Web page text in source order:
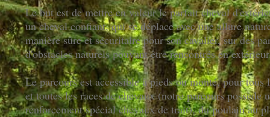
Le but est de mettre en valeur le parfait cheval
un cheval confiant, qui se déplace avec une allure
manière sûre et sécuritaire pour son cavalier, sur des
d'obstacles naturels pouvant être rencontrés en
Le parcours est accessible à pieds ou monté, pour tous
et toutes les races de chevaux (notre parcours possède
renforcement spécial chevaux de trait), du poulain au